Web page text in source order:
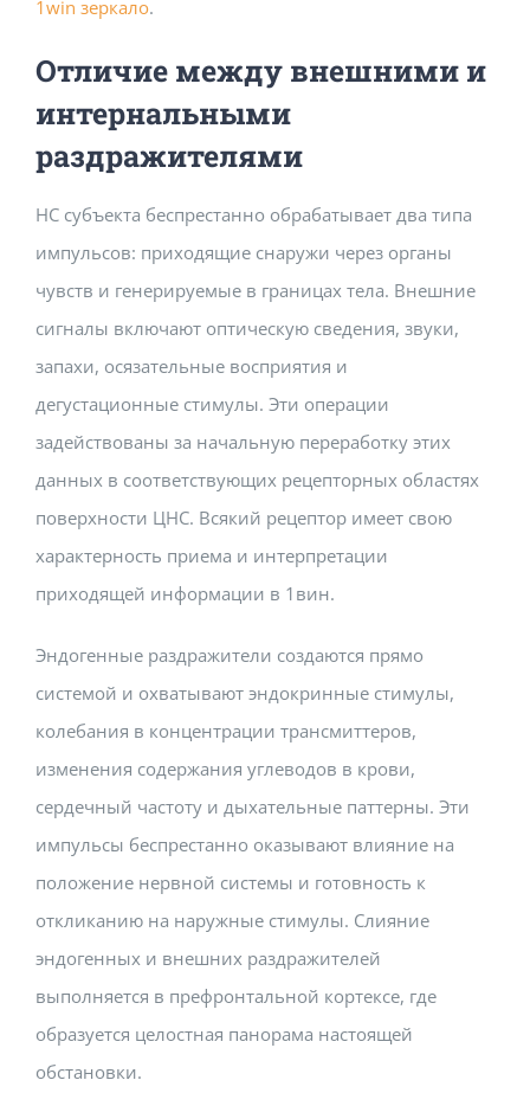
1win зеркало.
Отличие между внешними и
интернальными
раздражителями
НС субъекта беспрестанно обрабатывает два типа
импульсов: приходящие снаружи через органы
чувств и генерируемые в границах тела. Внешние
сигналы включают оптическую сведения, звуки,
запахи, осязательные восприятия и
дегустационные стимулы. Эти операции
задействованы за начальную переработку этих
данных в соответствующих рецепторных областях
поверхности ЦНС. Всякий рецептор имеет свою
характерность приема и интерпретации
приходящей информации в 1вин.
Эндогенные раздражители создаются прямо
системой и охватывают эндокринные стимулы,
колебания в концентрации трансмиттеров,
изменения содержания углеводов в крови,
сердечный частоту и дыхательные паттерны. Эти
импульсы беспрестанно оказывают влияние на
положение нервной системы и готовность к
откликанию на наружные стимулы. Слияние
эндогенных и внешних раздражителей
выполняется в префронтальной кортексе, где
образуется целостная панорама настоящей
обстановки.